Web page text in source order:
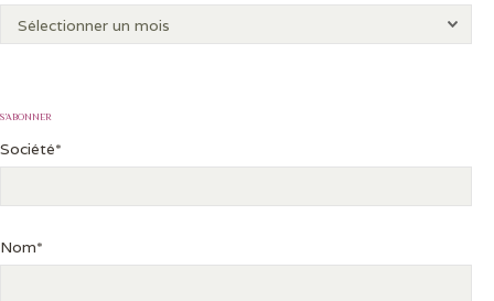
S’ABONNER
Société*
Nom*